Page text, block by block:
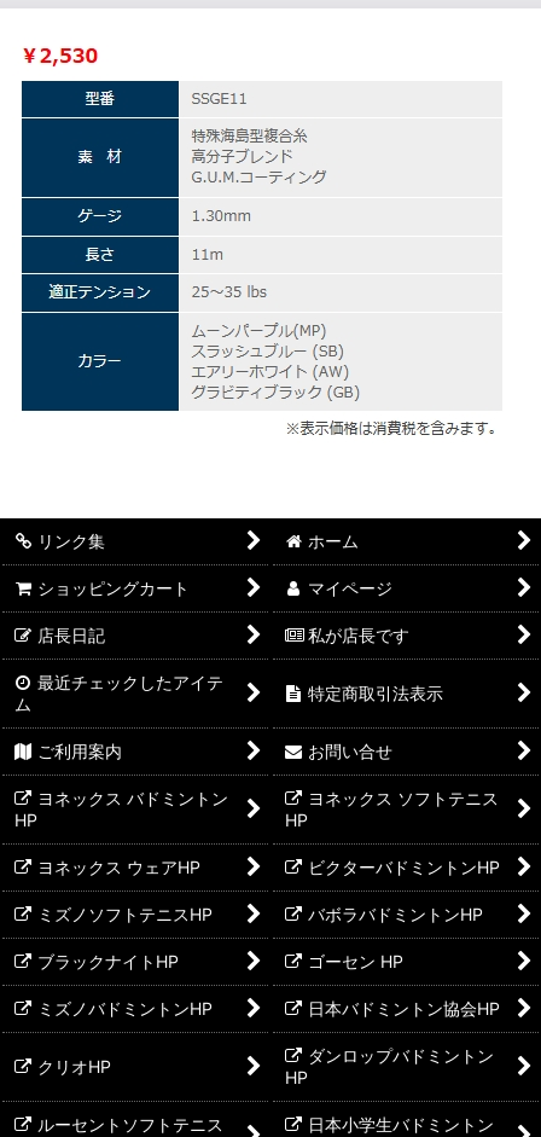
リンク集 ホーム
ショッピングカート マイページ
店長日記 私が店長です
最近チェックしたアイテ
ム
特定商取引法表示
ご利用案内 お問い合せ
ヨネックス バドミントン
HP
ヨネックス ソフトテニス
HP
ヨネックス ウェアHP ビクターバドミントンHP
ミズノソフトテニスHP バボラバドミントンHP
ブラックナイトHP ゴーセン HP
ミズノバドミントンHP 日本バドミントン協会HP
クリオHP
ダンロップバドミントン
HP
ルーセントソフトテニス
日本小学生バドミントン